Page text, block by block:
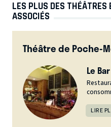
LES PLUS DES THÉÂTRES
ASSOCIÉS
Théâtre de Poche-
Le
LIRE